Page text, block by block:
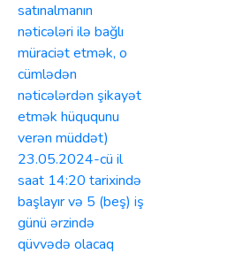
satınalmanın
nəticələri ilə bağlı
müraciət etmək, o
cümlədən
nəticələrdən şikayət
etmək hüququnu
verən müddət)
23.05.2024-cü il
saat 14:20 tarixində
başlayır və 5 (beş) iş
günü ərzində
qüvvədə olacaq